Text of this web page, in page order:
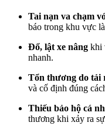
Tai nạn va chạm
báo trong khu vực
Đổ, lật xe nâng khi
nhanh.
Tổn thương do tải
và cố định đúng
Thiếu bảo hộ cá
thương khi xảy ra